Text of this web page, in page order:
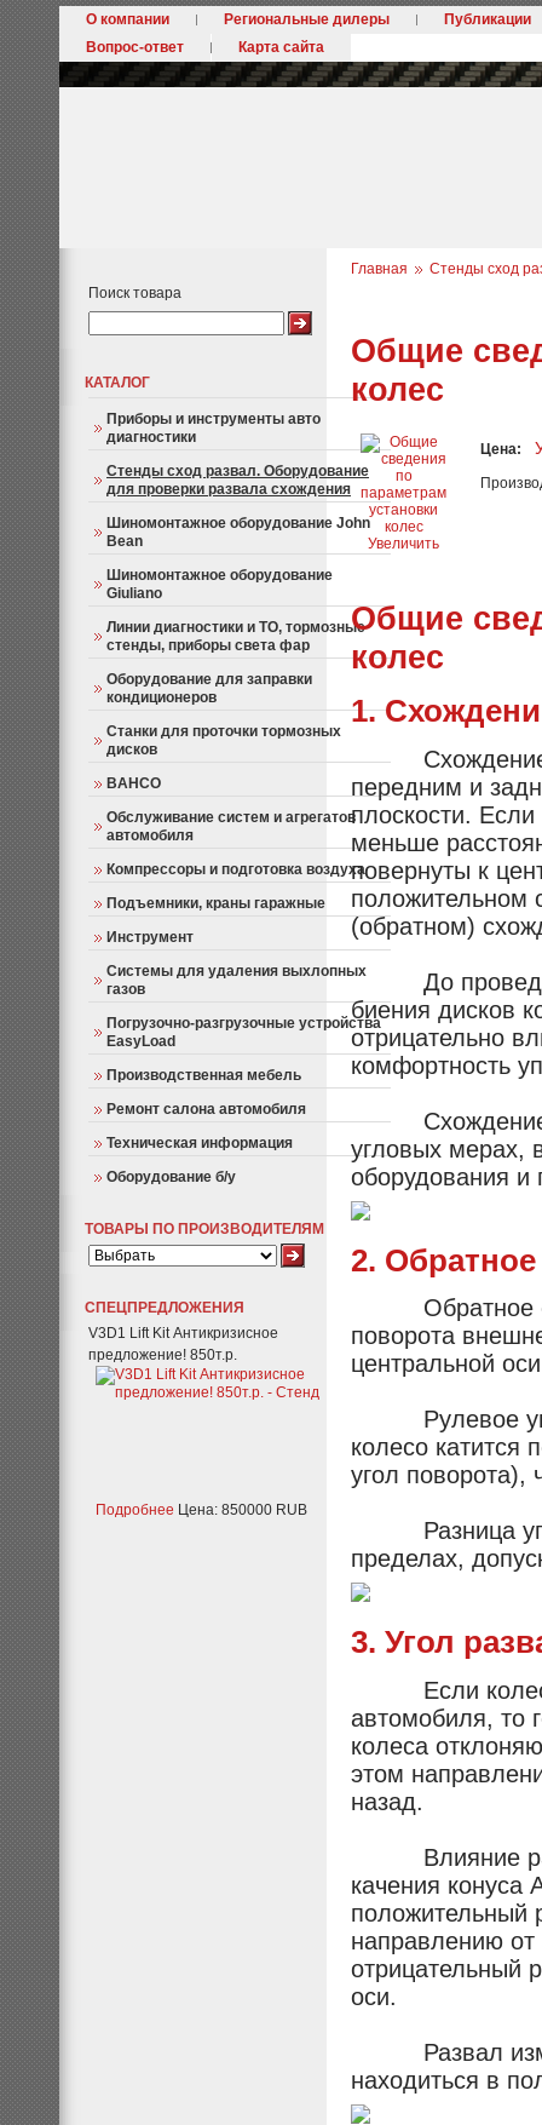
О компании Региональные дилеры
Публикации
Вопрос-ответ
Карта сайта
Поиск товара
КАТАЛОГ
Приборы и инструменты авто
диагностики
Стенды сход развал. Оборудование
для проверки развала схождения
Шиномонтажное оборудование John
Bean
Шиномонтажное оборудование
Giuliano
Линии диагностики и ТО, тормозные
стенды, приборы света фар
Оборудование для заправки
кондиционеров
Станки для проточки тормозных
дисков
BAHCO
Обслуживание систем и агрегатов
автомобиля
Компрессоры и подготовка воздуха
Подъемники, краны гаражные
Инструмент
Системы для удаления выхлопных
газов
Погрузочно-разгрузочные устройства
EasyLoad
Производственная мебель
Ремонт салона автомобиля
Техническая информация
Оборудование б/у
ТОВАРЫ ПО ПРОИЗВОДИТЕЛЯМ
СПЕЦПРЕДЛОЖЕНИЯ
V3D1 Lift Kit Антикризисное
предложение! 850т.р.
Подробнее Цена: 850000 RUB
Главная Стенды сход
Общие
колес
Увеличить
Цена:
Общие
колес
1.
Схождением
передним и
плоскости.
меньше
повернуты к
положительном
(обратном)
До
биения дисков
отрицательно
комфортность
Схождение
угловых мерах,
оборудования и
2.
Обратное
поворота
центральной
Рулевое
колесо катится
угол поворота),
Разница
пределах,
3. Угол
Если колесо
автомобиля, то
колеса
этом
назад.
Влияние
качения конуса
положительный
направлению
отрицательный
оси.
Развал
находиться в